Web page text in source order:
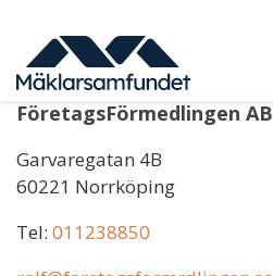
huvudinnehåll
FöretagsFörmedlingen AB
Garvaregatan 4B
60221 Norrköping
Tel: 011238850